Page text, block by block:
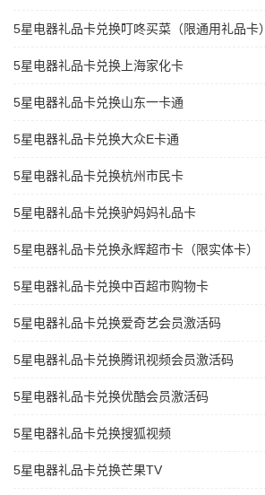
5星电器礼品卡兑换叮咚买菜（限通用礼品卡）
5星电器礼品卡兑换上海家化卡
5星电器礼品卡兑换山东一卡通
5星电器礼品卡兑换大众E卡通
5星电器礼品卡兑换杭州市民卡
5星电器礼品卡兑换驴妈妈礼品卡
5星电器礼品卡兑换永辉超市卡（限实体卡）
5星电器礼品卡兑换中百超市购物卡
5星电器礼品卡兑换爱奇艺会员激活码
5星电器礼品卡兑换腾讯视频会员激活码
5星电器礼品卡兑换优酷会员激活码
5星电器礼品卡兑换搜狐视频
5星电器礼品卡兑换芒果TV